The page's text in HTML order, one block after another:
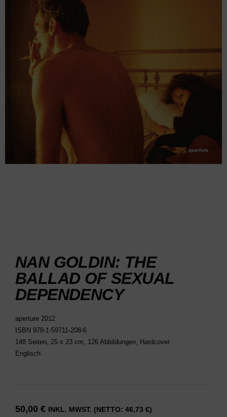
NAN GOLDIN: THE
BALLAD OF SEXUAL
DEPENDENCY
aperture 2012
ISBN 978-1-59711-208-6
148 Seiten, 25 x 23 cm, 126 Abbildungen, Hardcover
Englisch
50,00 € INKL. MWST. (NETTO: 46,73 €)